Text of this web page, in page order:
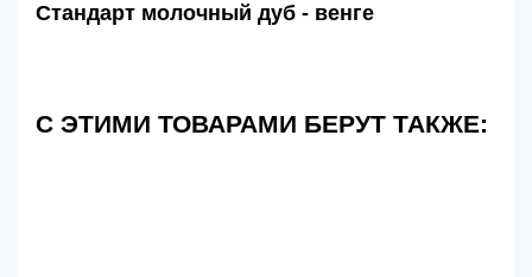
Стандарт молочный дуб - венге
С ЭТИМИ ТОВАРАМИ БЕРУТ ТАКЖЕ: